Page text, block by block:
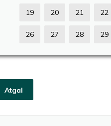
19 20 21 22
26 27 28 29
Atgal